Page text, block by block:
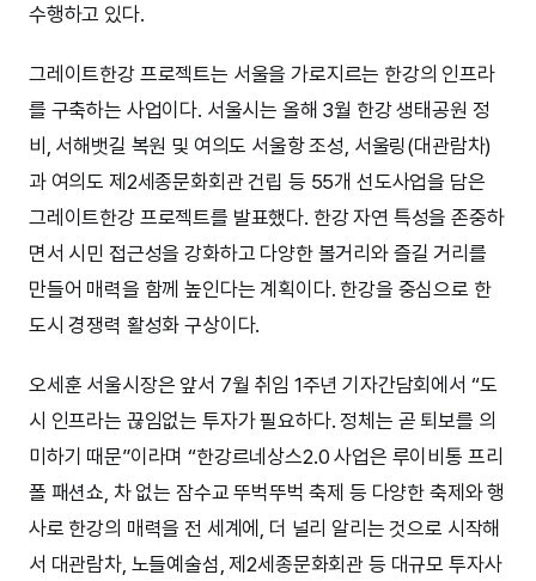
수행하고 있다.
그레이트한강 프로젝트는 서울을 가로지르는 한강의 인프라
를 구축하는 사업이다. 서울시는 올해 3월 한강 생태공원 정
비, 서해뱃길 복원 및 여의도 서울항 조성, 서울링(대관람차)
과 여의도 제2세종문화회관 건립 등 55개 선도사업을 담은
그레이트한강 프로젝트를 발표했다. 한강 자연 특성을 존중하
면서 시민 접근성을 강화하고 다양한 볼거리와 즐길 거리를
만들어 매력을 함께 높인다는 계획이다. 한강을 중심으로 한
도시 경쟁력 활성화 구상이다.
오세훈 서울시장은 앞서 7월 취임 1주년 기자간담회에서 “도
시 인프라는 끊임없는 투자가 필요하다. 정체는 곧 퇴보를 의
미하기 때문”이라며 “한강르네상스2.0 사업은 루이비통 프리
폴 패션쇼, 차 없는 잠수교 뚜벅뚜벅 축제 등 다양한 축제와 행
사로 한강의 매력을 전 세계에, 더 널리 알리는 것으로 시작해
서 대관람차, 노들예술섬, 제2세종문화회관 등 대규모 투자사